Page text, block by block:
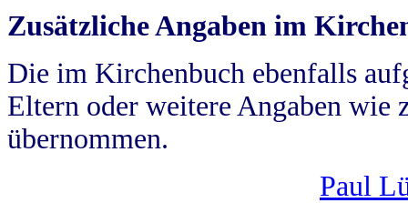
Zusätzliche Angaben im
Die im Kirchenbuch ebenfalls
Eltern oder weitere Angaben wie
übernommen.
Paul